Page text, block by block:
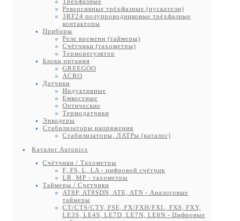
Реверсивные трёхфазные (пускатели)
3RF24 полупроводниковые трёхфазные
контакторы
Приборы
Реле времени (таймеры)
Счётчики (тахометры)
Терморегулятор
Блоки питания
GREEGOO
ACRO
Датчики
Индуктивные
Емкостные
Оптические
Термодатчики
Энкодеры
Стабилизаторы напряжения
Стабилизаторы, ЛАТРы (каталог)
Каталог Autonics
Счётчики / Тахометры
F, FS, L, LA - цифровой счётчик
LR, MP - тахометры
Таймеры / Счетчики
AT8P, AT8SDN, ATE, ATN - Аналоговые
таймеры
CT/CTS/CTY, FSE, FX/FXH/FXL, FXS, FXY,
LE3S, LE4S, LE7D, LE7N, LE8N - Цифровые